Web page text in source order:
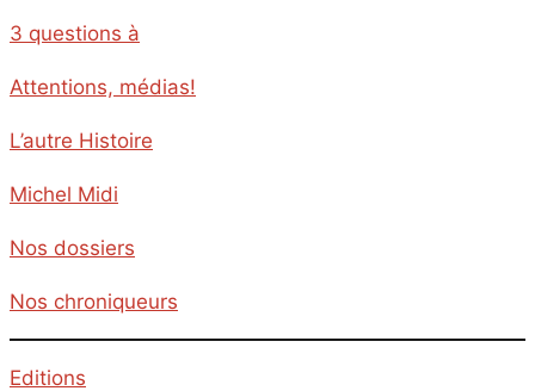
3 questions à
Attentions, médias!
L’autre Histoire
Michel Midi
Nos dossiers
Nos chroniqueurs
Editions